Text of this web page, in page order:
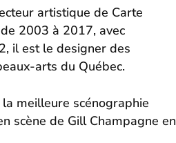
artistique de Carte
2003 à 2017, avec
il est le designer des
arts du Québec.
meilleure scénographie
scène de Gill Champagne en